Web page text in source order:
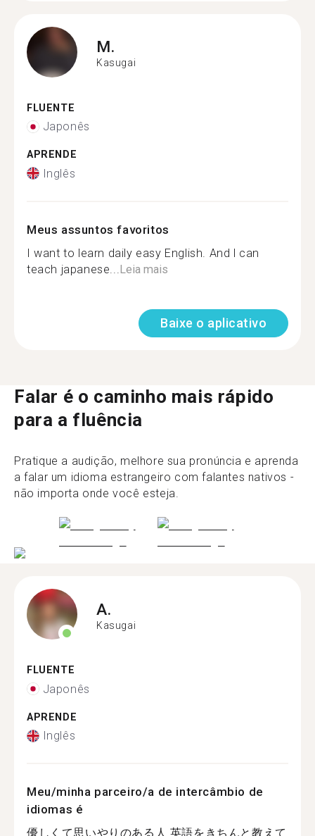
M.
Kasugai
FLUENTE
Japonês
APRENDE
Inglês
Meus assuntos favoritos
I want to learn daily easy English. And l can
teach japanese... Leia mais
Baixe o aplicativo
Falar é o caminho mais rápido
para a fluência
Pratique a audição, melhore sua pronúncia e aprenda
a falar um idioma estrangeiro com falantes nativos -
não importa onde você esteja.
A.
Kasugai
FLUENTE
Japonês
APRENDE
Inglês
Meu/minha parceiro/a de intercâmbio de
idiomas é
優しくて思いやりのある人 英語をきちんと教えて